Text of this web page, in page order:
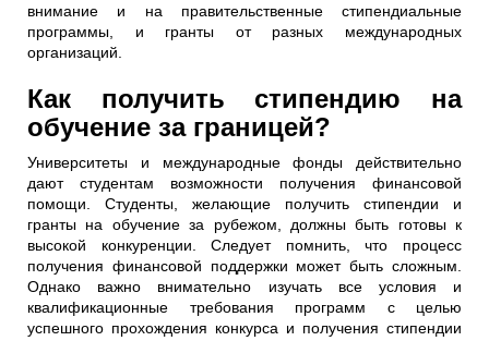
внимание и на правительственные стипендиальные
программы, и гранты от разных международных
организаций.
Как получить стипендию на
обучение за границей?
Университеты и международные фонды действительно
дают студентам возможности получения финансовой
помощи. Студенты, желающие получить стипендии и
гранты на обучение за рубежом, должны быть готовы к
высокой конкуренции. Следует помнить, что процесс
получения финансовой поддержки может быть сложным.
Однако важно внимательно изучать все условия и
квалификационные требования программ с целью
успешного прохождения конкурса и получения стипендии